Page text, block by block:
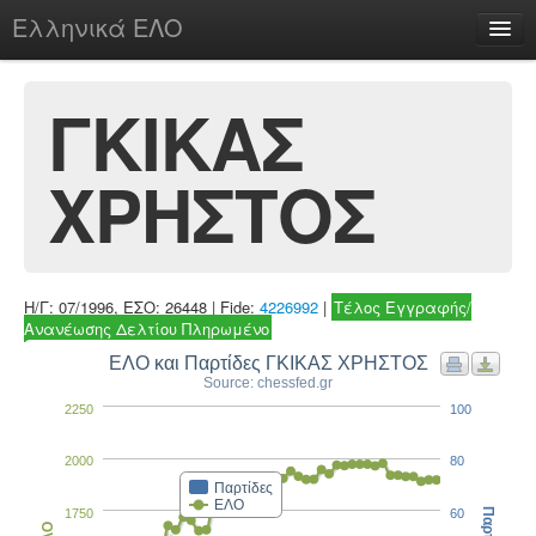
Ελληνικά ΕΛΟ
chesstu.be @ discord
Login
ΓΚΙΚΑΣ
ΧΡΗΣΤΟΣ
Η/Γ: 07/1996, ΕΣΟ: 26448 | Fide: 4226992 | Τέλος Εγγραφής/
Ανανέωσης Δελτίου Πληρωμένο
ΕΛΟ και Παρτίδες ΓΚΙΚΑΣ ΧΡΗΣΤΟΣ
Source: chessfed.gr
Παρτίδες
ΕΛΟ
2000
1750
2250
60
80
100